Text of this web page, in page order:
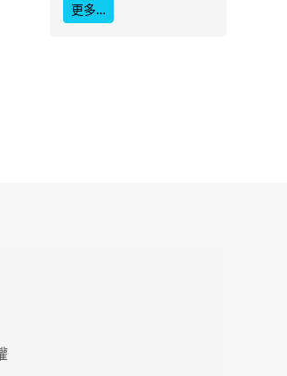
更多…